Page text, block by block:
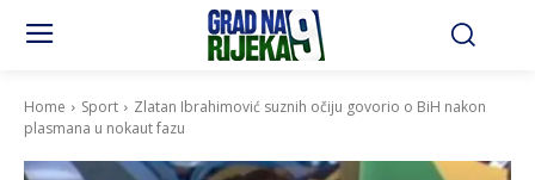
Home Sport
Zlatan Ibrahimović suznih očiju govorio o BiH nakon
plasmana u nokaut fazu